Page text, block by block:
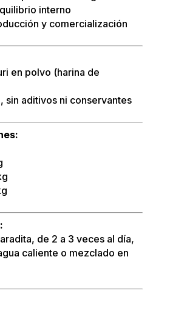
interno
y comercialización
en polvo (harina de
sin aditivos ni conservantes
de 2 a 3 veces al día,
caliente o mezclado en